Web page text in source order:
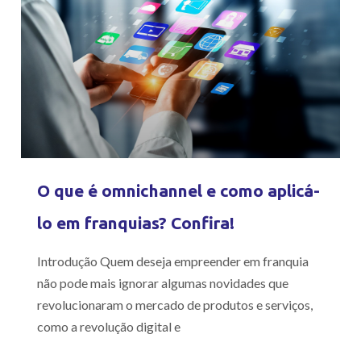
O que é omnichannel e como aplicá-
lo em franquias? Confira!
Introdução Quem deseja empreender em franquia
não pode mais ignorar algumas novidades que
revolucionaram o mercado de produtos e serviços,
como a revolução digital e